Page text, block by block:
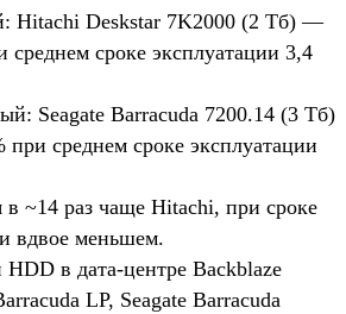
Hitachi Deskstar 7K2000 (2 Тб) —
среднем сроке эксплуатации 3,4
Seagate Barracuda 7200.14 (3 Тб)
среднем сроке эксплуатации
~14 раз чаще Hitachi, при сроке
вдвое меньшем.
в дата-центре Backblaze
LP, Seagate Barracuda